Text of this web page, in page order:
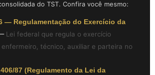
do TST. Confira você mesmo:
— Regulamentação do Exercício da
Lei federal que regula o exercício
técnico, auxiliar e parteira no
87 (Regulamento da Lei da